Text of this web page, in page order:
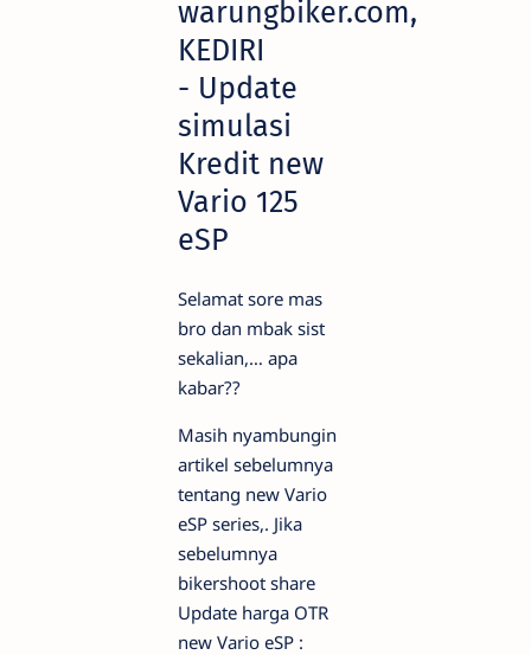
warungbiker.com,
KEDIRI
- Update
simulasi
Kredit new
Vario 125
eSP
Selamat sore mas
bro dan mbak sist
sekalian,… apa
kabar??
Masih nyambungin
artikel sebelumnya
tentang new Vario
eSP series,. Jika
sebelumnya
bikershoot share
Update harga OTR
new Vario eSP :